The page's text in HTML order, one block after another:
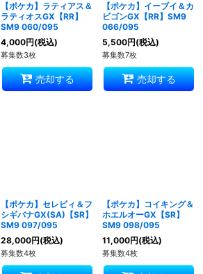
【ポケカ】ラティアス＆
ラティオスGX【RR】
SM9 060/095
4,000円(税込)
募集数3枚
売却する
【ポケカ】イーブイ＆カ
ビゴンGX【RR】SM9
066/095
5,500円(税込)
募集数7枚
売却する
【ポケカ】セレビィ＆フ
シギバナGX(SA)【SR】
SM9 097/095
28,000円(税込)
募集数4枚
【ポケカ】コイキング＆
ホエルオーGX【SR】
SM9 098/095
11,000円(税込)
募集数4枚